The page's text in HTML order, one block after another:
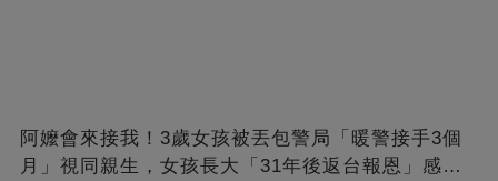
阿嬤會來接我！3歲女孩被丟包警局「暖警接手3個
月」視同親生，女孩長大「31年後返台報恩」感動